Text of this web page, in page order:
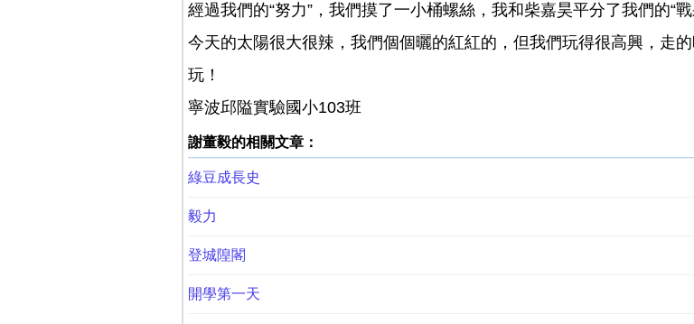
經過我們的“努力”，我們摸了一小桶螺絲，我和柴嘉昊平分了我們的“戰
今天的太陽很大很辣，我們個個曬的紅紅的，但我們玩得很高興，走
玩！
寧波邱隘實驗國小103班
謝董毅的相關文章：
綠豆成長史
毅力
登城隍閣
開學第一天